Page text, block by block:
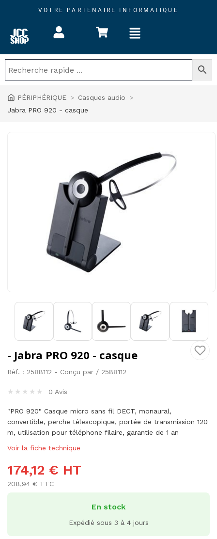
contenu
VOTRE PARTENAIRE INFORMATIQUE
PÉRIPHÉRIQUE > Casques audio
>
Jabra PRO 920 - casque
- Jabra PRO 920 - casque
Réf. : 2588112 - Conçu par / 2588112
★ ★ ★ ★ ★ 0 Avis
"PRO 920" Casque micro sans fil DECT, monaural,
convertible, perche télescopique, portée de transmission 120
m, utilisation pour téléphone filaire, garantie de 1 an
Voir la fiche technique
174,12 € HT
208,94 € TTC
En stock
Expédié sous 3 à 4 jours
casque